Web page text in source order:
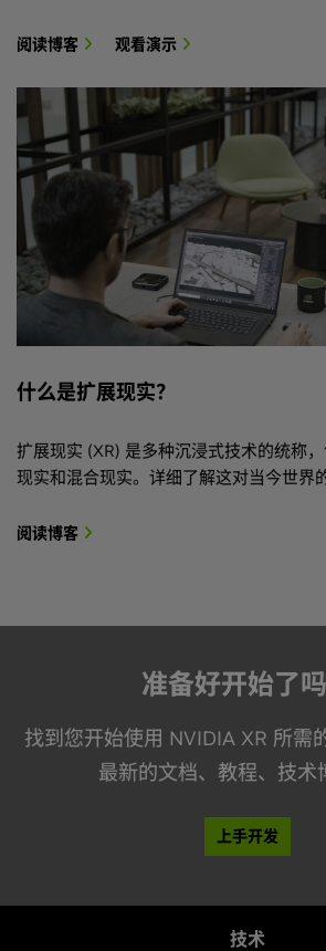
阅读博客 观看演示
什么是扩展现实？
扩展现实 (XR) 是多种沉浸式技术的统称
现实和混合现实。详细了解这对当今世界
阅读博客
准备好开始了吗
找到您开始使用 NVIDIA XR 所需
最新的文档、教程、技术
上手开发
技术